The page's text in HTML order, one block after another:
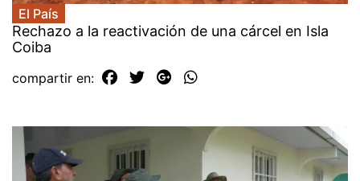
El País
Rechazo a la reactivación de una cárcel en Isla
Coiba
compartir en: